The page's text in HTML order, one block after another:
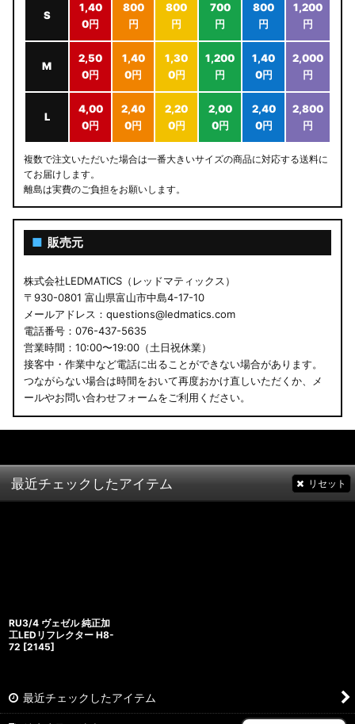
S
1,40
0円
800
円
800
円
700
円
800
円
1,200
円
M
2,50
0円
1,40
0円
1,30
0円
1,200
円
1,40
0円
2,000
円
L
4,00
0円
2,40
0円
2,20
0円
2,00
0円
2,40
0円
2,800
円
複数で注文いただいた場合は一番大きいサイズの商品に対応する送料に
てお届けします。
離島は実費のご負担をお願いします。
■ 販売元
株式会社LEDMATICS（レッドマティックス）
〒930-0801 富山県富山市中島4-17-10
メールアドレス：questions@ledmatics.com
電話番号：076-437-5635
営業時間：10:00〜19:00（土日祝休業）
接客中・作業中など電話に出ることができない場合があります。
つながらない場合は時間をおいて再度おかけ直しいただくか、メ
ールやお問い合わせフォームをご利用ください。
最近チェックしたアイテム リセット
RU3/4 ヴェゼル 純正加
工LEDリフレクター H8-
72 [2145]
最近チェックしたアイテム